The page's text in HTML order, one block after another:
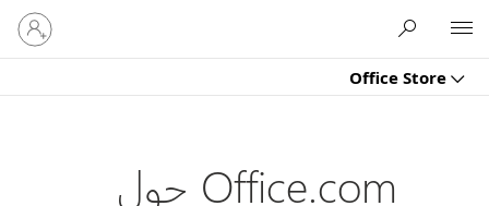
Office Store
تسجيل
الدخول
إلى
Office.com حول